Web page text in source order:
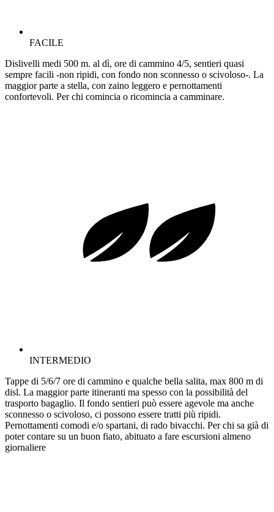
FACILE
Dislivelli medi 500 m. al dì, ore di cammino 4/5, sentieri quasi
sempre facili -non ripidi, con fondo non sconnesso o scivoloso-. La
maggior parte a stella, con zaino leggero e pernottamenti
confortevoli. Per chi comincia o ricomincia a camminare.
INTERMEDIO
Tappe di 5/6/7 ore di cammino e qualche bella salita, max 800 m di
disl. La maggior parte itineranti ma spesso con la possibilità del
trasporto bagaglio. Il fondo sentieri può essere agevole ma anche
sconnesso o scivoloso, ci possono essere tratti più ripidi.
Pernottamenti comodi e/o spartani, di rado bivacchi. Per chi sa già di
poter contare su un buon fiato, abituato a fare escursioni almeno
giornaliere